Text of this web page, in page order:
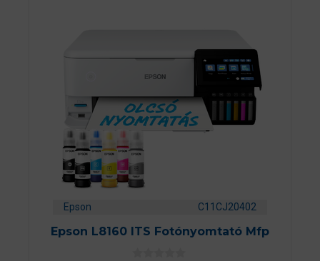
Epson C11CJ20402
Epson L8160 ITS Fotónyomtató Mfp